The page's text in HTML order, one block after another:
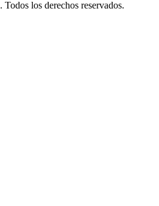
. Todos los derechos reservados.